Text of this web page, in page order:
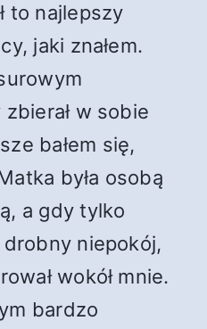
to najlepszy
jaki znałem.
w sobie
bałem się,
była osobą
a gdy tylko
drobny niepokój,
wokół mnie.
bardzo